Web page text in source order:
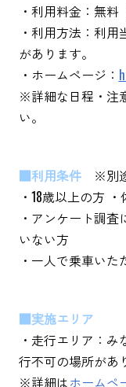
・利用料金：無料
・利用方法：利
があります。
・ホームページ：
※詳細な日程・注
い。
■利用条件※別途
・18歳以上の方
・アンケート調
いない方
・一人で乗車いた
■実施エリア
・走行エリア：
行不可の場所があ
※詳細はホームペ